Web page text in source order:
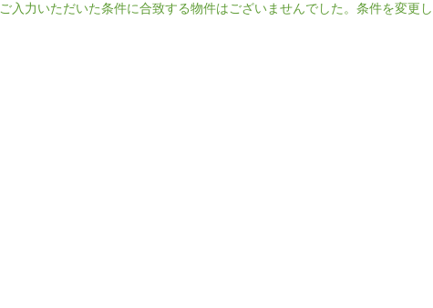
ご入力いただいた条件に合致する物件はございませんでした。条件を変更